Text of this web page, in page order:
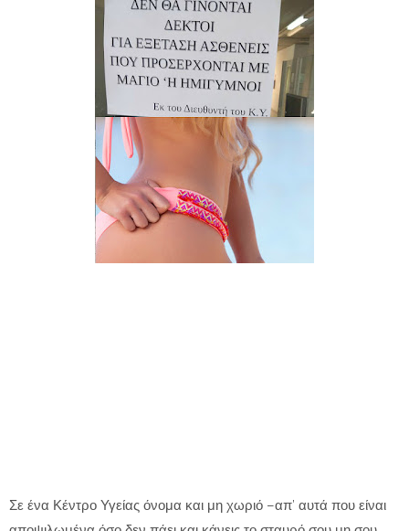
Σε ένα Κέντρο Υγείας όνομα και μη χωριό –απ’ αυτά που είναι